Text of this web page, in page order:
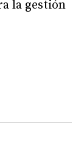
la gestión